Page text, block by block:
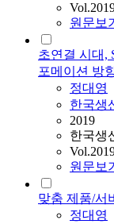
원문보기
초연결 시대,
포메이션 방
정대영
한국생
2019
한국생
원문보기
맞춤 제품/서
정대영